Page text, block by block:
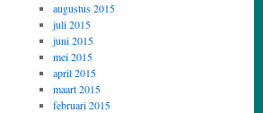
augustus 2015
juli 2015
juni 2015
mei 2015
april 2015
maart 2015
februari 2015